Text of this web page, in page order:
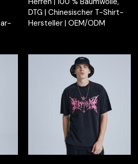
DTG | Chinesischer T-Shirt-
Hersteller | OEM/ODM